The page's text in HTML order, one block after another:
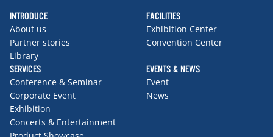
INTRODUCE
About us
Partner stories
Library
FACILITIES
Exhibition Center
Convention Center
SERVICES
Conference & Seminar
Corporate Event
Exhibition
Concerts & Entertainment
EVENTS & NEWS
Event
News